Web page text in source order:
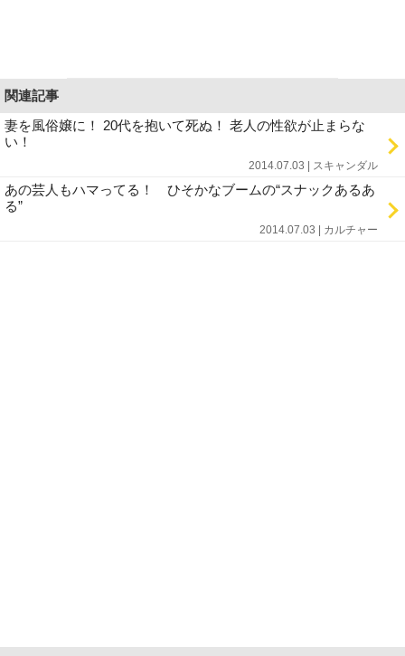
関連記事
妻を風俗嬢に！ 20代を抱いて死ぬ！ 老人の性欲が止まらな
い！
2014.07.03 | スキャンダル
あの芸人もハマってる！ ひそかなブームの“スナックあるあ
る”
2014.07.03 | カルチャー